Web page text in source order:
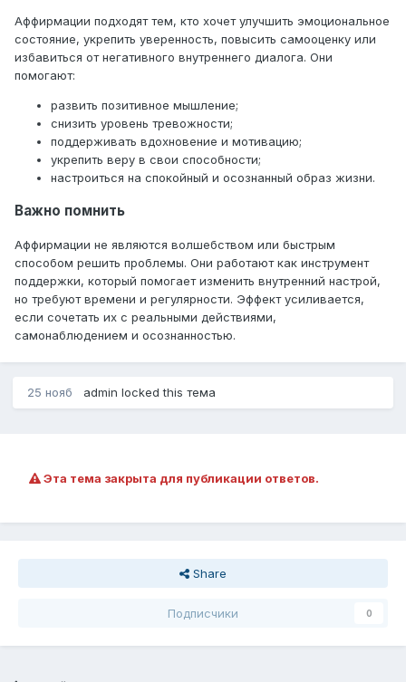
Аффирмации подходят тем, кто хочет улучшить эмоциональное
состояние, укрепить уверенность, повысить самооценку или
избавиться от негативного внутреннего диалога. Они
помогают:
развить позитивное мышление;
снизить уровень тревожности;
поддерживать вдохновение и мотивацию;
укрепить веру в свои способности;
настроиться на спокойный и осознанный образ жизни.
Важно помнить
Аффирмации не являются волшебством или быстрым
способом решить проблемы. Они работают как инструмент
поддержки, который помогает изменить внутренний настрой,
но требуют времени и регулярности. Эффект усиливается,
если сочетать их с реальными действиями,
самонаблюдением и осознанностью.
25 нояб admin locked this тема
Эта тема закрыта для публикации ответов.
Share
Подписчики 0